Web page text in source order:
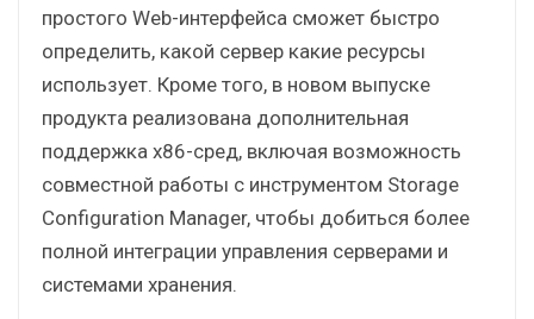
простого Web-интерфейса сможет быстро
определить, какой сервер какие ресурсы
использует. Кроме того, в новом выпуске
продукта реализована дополнительная
поддержка x86-сред, включая возможность
совместной работы с инструментом Storage
Configuration Manager, чтобы добиться более
полной интеграции управления серверами и
системами хранения.